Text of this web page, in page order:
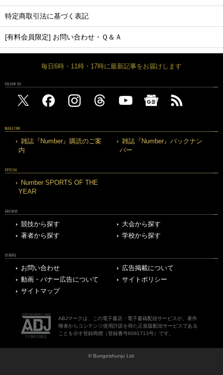
特定商取引法に基づく表記
[有料会員限定] お問い合わせ・Ｑ＆Ａ
毎日6時・11時・17時に最新記事をお届けします
FOLLOW US
MAGAZINE
雑誌『Number』購読のご案
内
雑誌『Number』バックナン
バー
SPECIAL
Number SPORTS OF THE
YEAR
ARCHIVE
競技から探す
大会から探す
著者から探す
学校から探す
OTHERS
お問い合わせ
広告掲載について
動画・バナー広告について
サイトポリシー
サイトマップ
ABJマークは、この電子書店・電子書籍配信サービスが、著作
権者からコンテンツ使用許諾を得た正規版配信サービスである
ことを示す登録商標（登録番号6091713号）です。
© Bungeishunju Ltd.